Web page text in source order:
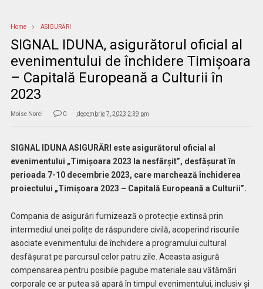
Home ASIGURĂRI
SIGNAL IDUNA, asigurătorul oficial al
evenimentului de închidere Timișoara
– Capitală Europeană a Culturii în
2023
Moise Norel 0 decembrie 7, 2023 2:39 pm
SIGNAL IDUNA ASIGURĂRI este asigurătorul oficial al
evenimentului „Timișoara 2023 la nesfârșit”, desfășurat în
perioada 7-10 decembrie 2023, care marchează închiderea
proiectului „Timișoara 2023 – Capitală Europeană a Culturii”.
Compania de asigurări furnizează o protecție extinsă prin
intermediul unei polițe de răspundere civilă, acoperind riscurile
asociate evenimentului de închidere a programului cultural
desfășurat pe parcursul celor patru zile. Aceasta asigură
compensarea pentru posibile pagube materiale sau vătămări
corporale ce ar putea să apară în timpul evenimentului, inclusiv și